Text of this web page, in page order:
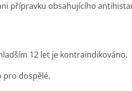
přípravku obsahujícího
12 let je kontraindikováno.
pro dospělé.